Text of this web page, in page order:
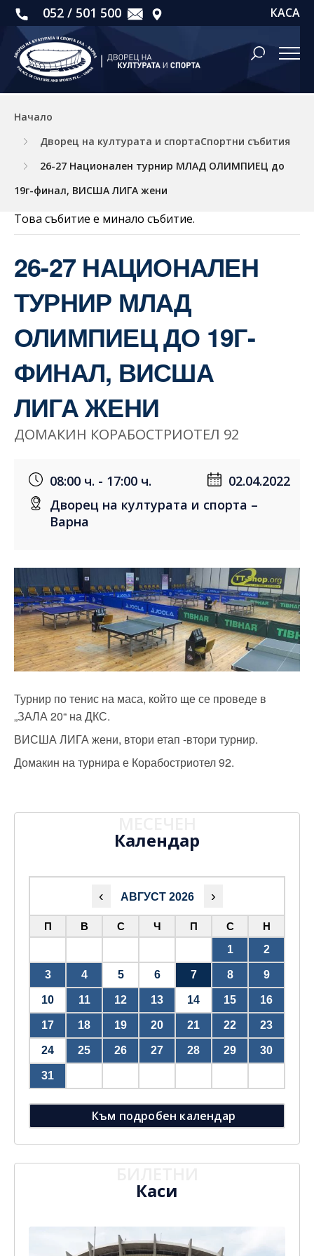
052 / 501 500 КАСА
Начало
Дворец на културата и спортаСпортни събития
26-27 Национален турнир МЛАД ОЛИМПИЕЦ до
19г-финал, ВИСША ЛИГА жени
Това събитие е минало събитие.
26-27 НАЦИОНАЛЕН
ТУРНИР МЛАД
ОЛИМПИЕЦ ДО 19Г-
ФИНАЛ, ВИСША
ЛИГА ЖЕНИ
ДОМАКИН КОРАБОСТРИОТЕЛ 92
08:00 ч. - 17:00 ч.
02.04.2022
Дворец на културата и спорта –
Варна
Турнир по тенис на маса, който ще се проведе в
„ЗАЛА 20“ на ДКС.
ВИСША ЛИГА жени, втори етап -втори турнир.
Домакин на турнира е Корабостриотел 92.
Календар
‹ АВГУСТ 2026 ›
П В С Ч П С
Н
1
2
3 4 5 6 7 8 9
10 11 12 13 14 15 16
17 18 19 20 21 22 23
24 25 26 27 28 29 30
31
Към подробен календар
Каси